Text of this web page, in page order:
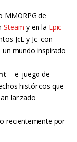
MMORPG de
Steam y en la Epic
JcE y JcJ con
mundo inspirado
– el juego de
históricos que
lanzado
recientemente por